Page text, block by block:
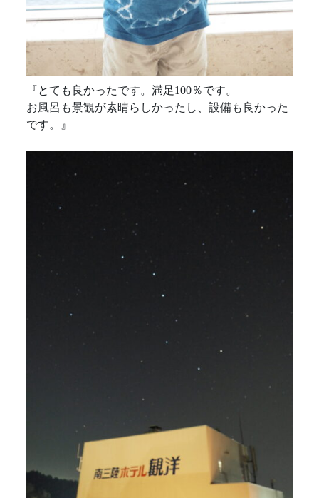
『とても良かったです。満足100％です。
お風呂も景観が素晴らしかったし、設備も良かった
です。』